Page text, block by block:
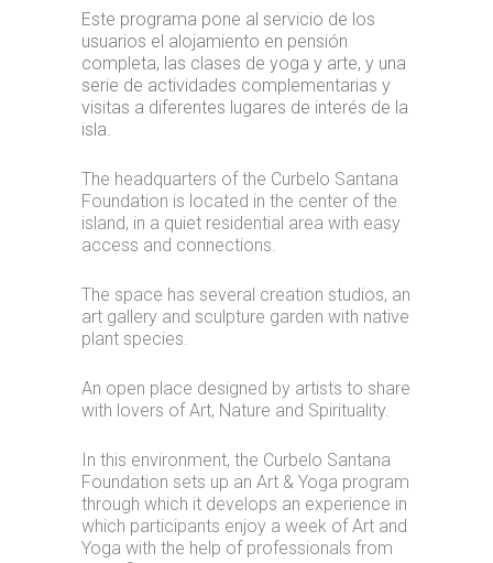
Este programa pone al servicio de los
usuarios el alojamiento en pensión
completa, las clases de yoga y arte, y una
serie de actividades complementarias y
visitas a diferentes lugares de interés de la
isla.
The headquarters of the Curbelo Santana
Foundation is located in the center of the
island, in a quiet residential area with easy
access and connections.
The space has several creation studios, an
art gallery and sculpture garden with native
plant species.
An open place designed by artists to share
with lovers of Art, Nature and Spirituality.
In this environment, the Curbelo Santana
Foundation sets up an Art & Yoga program
through which it develops an experience in
which participants enjoy a week of Art and
Yoga with the help of professionals from